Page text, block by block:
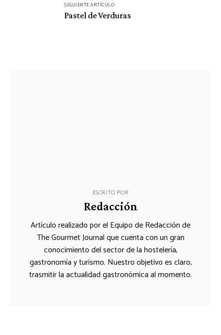
SIGUIENTE ARTÍCULO
Pastel de Verduras
ESCRITO POR
Redacción
Artículo realizado por el Equipo de Redacción de
The Gourmet Journal que cuenta con un gran
conocimiento del sector de la hostelería,
gastronomía y turismo. Nuestro objetivo es claro,
trasmitir la actualidad gastronómica al momento.